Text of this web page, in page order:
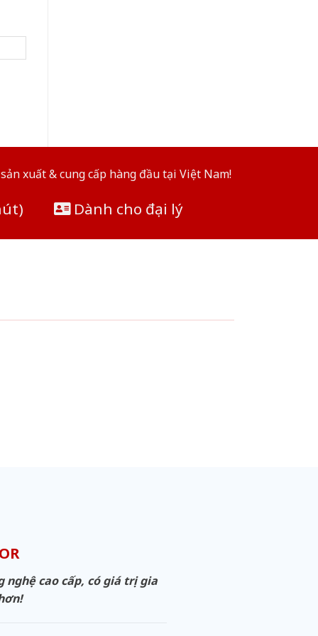
xuất & cung cấp hàng đầu tại Việt Nam!
Dành cho đại lý
nghệ cao cấp, có giá trị gia